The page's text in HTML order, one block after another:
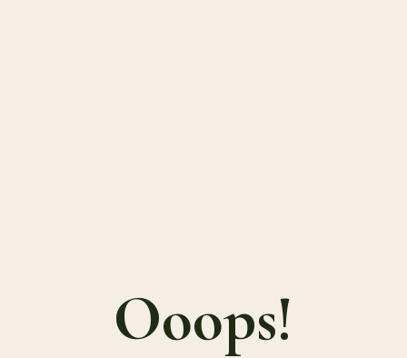
Ooops!